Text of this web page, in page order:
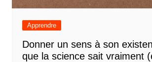
Apprendre
Donner un sens à son
que la science sait vraiment